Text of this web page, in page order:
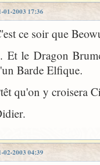
01-2003 17:36
ce soir que
Et le Dragon
Barde Elfique.
qu'on y croisera
02-2003 04:39